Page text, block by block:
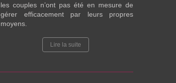
les couples n’ont pas été en mesure de
gérer efficacement par leurs propres
moyens.
Lire la suite